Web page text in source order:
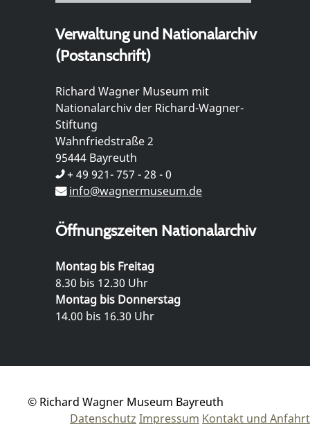
Verwaltung und Nationalarchiv
(Postanschrift)
Richard Wagner Museum mit
Nationalarchiv der Richard-Wagner-
Stiftung
Wahnfriedstraße 2
95444 Bayreuth
+ 49 921- 757 - 28 - 0
info@wagnermuseum.de
Öffnungszeiten Nationalarchiv
Montag bis Freitag
8.30 bis 12.30 Uhr
Montag bis Donnerstag
14.00 bis 16.30 Uhr
© Richard Wagner Museum Bayreuth
Datenschutz Impressum Kontakt und Anfahrt